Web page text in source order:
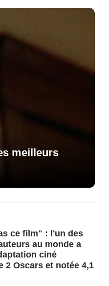
meilleurs
ce film" : l'un des
au monde a
ciné
2 Oscars et notée 4,1